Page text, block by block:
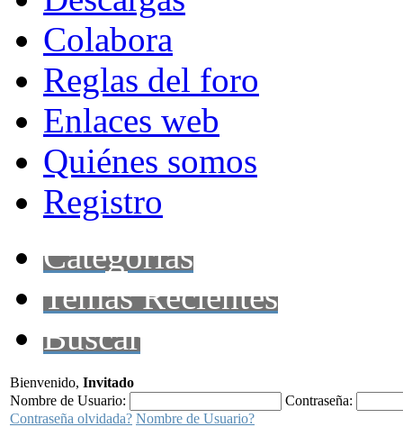
Colabora
Reglas del foro
Enlaces web
Quiénes somos
Registro
Categorías
Temas Recientes
Buscar
Bienvenido, Invitado
Nombre de Usuario:
Contraseña:
Contraseña olvidada? Nombre de Usuario?